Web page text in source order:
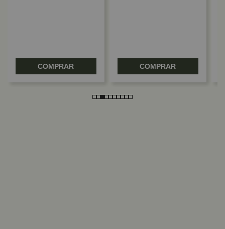
COMPRAR COMPRAR